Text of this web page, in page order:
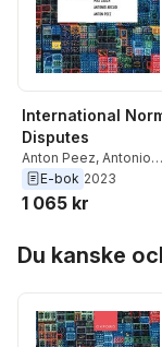
International
Disputes
Anton Peez, Antonio
Arcudi,Max Lesch
Nicole Deitelhoff
E-bok 2023
1 065 kr
Du kanske